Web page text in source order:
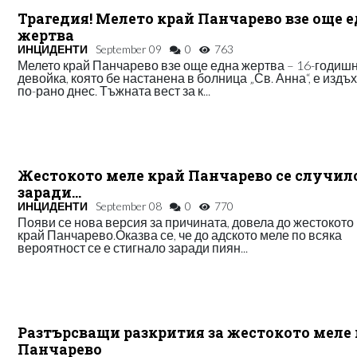
Трагедия! Мелето край Панчарево взе още
жертва
ИНЦИДЕНТИ September 09 0 763
Мелето край Панчарево взе още една жертва – 16-
девойка, която бе настанена в болница „Св. Анна“, е
по-рано днес. Тъжната вест за к...
Жестокото меле край Панчарево се
заради…
ИНЦИДЕНТИ September 08 0 770
Появи се нова версия за причината, довела до
край Панчарево.Оказва се, че до адското меле по всяка
вероятност се е стигнало заради пиян...
Разтърсващи разкрития за жестокото меле
Панчарево